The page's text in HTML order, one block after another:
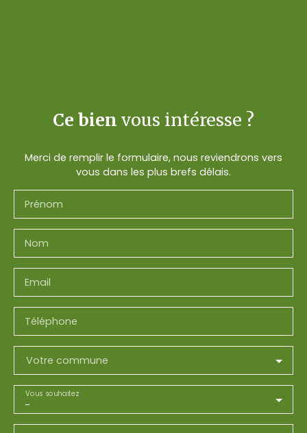
Ce bien vous intéresse ?
Merci de remplir le formulaire, nous reviendrons vers
vous dans les plus brefs délais.
Prénom
Nom
Email
Téléphone
Votre commune
-
Vous souhaitez